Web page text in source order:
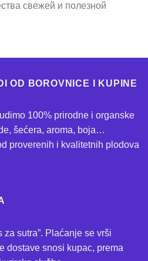
свежей и полезной
OD BOROVNICE I KUPINE
100% prirodne i organske
šećera, aroma, boja…
proverenih i kvalitetnih plodova
za sutra”. Plaćanje se vrši
dostave snosi kupac, prema